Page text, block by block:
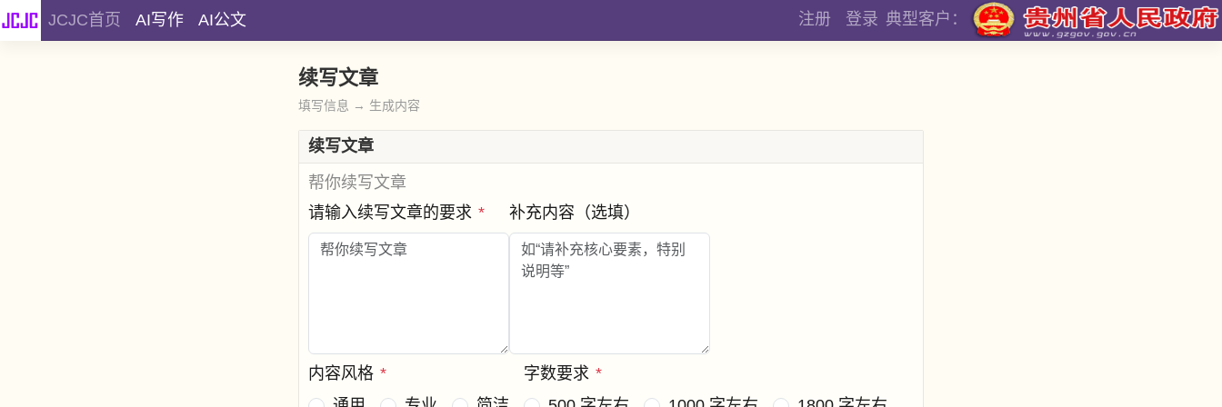
JCJC首页 AI写作 AI公文 注册 登录 典型客户：
续写文章
填写信息 → 生成内容
续写文章
帮你续写文章
请输入续写文章的要求 * 补充内容（选填）
内容风格 *
字数要求 *